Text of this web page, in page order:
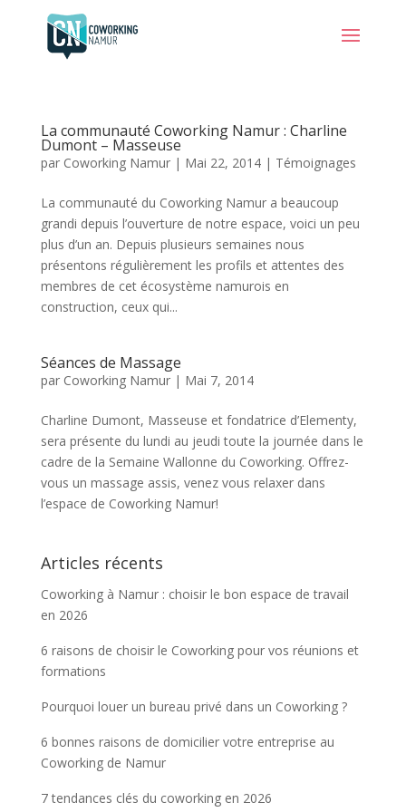
La communauté Coworking Namur : Charline
Dumont – Masseuse
par Coworking Namur| Mai 22, 2014| Témoignages
La communauté du Coworking Namur a beaucoup
grandi depuis l’ouverture de notre espace, voici un peu
plus d’un an. Depuis plusieurs semaines nous
présentons régulièrement les profils et attentes des
membres de cet écosystème namurois en
construction, ceux qui...
Séances de Massage
par Coworking Namur| Mai 7, 2014
Charline Dumont, Masseuse et fondatrice d’Elementy,
sera présente du lundi au jeudi toute la journée dans le
cadre de la Semaine Wallonne du Coworking. Offrez-
vous un massage assis, venez vous relaxer dans
l’espace de Coworking Namur!
Articles récents
Coworking à Namur : choisir le bon espace de travail
en 2026
6 raisons de choisir le Coworking pour vos réunions et
formations
Pourquoi louer un bureau privé dans un Coworking ?
6 bonnes raisons de domicilier votre entreprise au
Coworking de Namur
7 tendances clés du coworking en 2026